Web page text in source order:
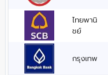
ไทยพานิ
ชย์
กรุงเทพ